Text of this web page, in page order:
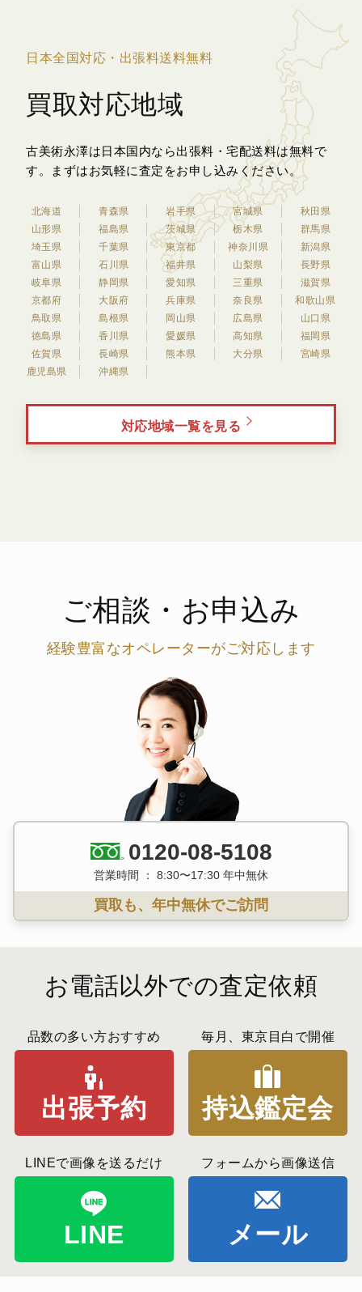
日本全国対応・出張料送料無料
買取対応地域
古美術永澤は日本国内なら出張料・宅配送料は無料で
す。
まずはお気軽に査定をお申し込みください。
北海道 青森県 岩手県 宮城県
秋田県
山形県
福島県 茨城県 栃木県
群馬県
埼玉県
千葉県 東京都 神奈川県
新潟県
富山県
石川県 福井県 山梨県
長野県
岐阜県
静岡県 愛知県 三重県
滋賀県
京都府
大阪府 兵庫県 奈良県
和歌山県
鳥取県
島根県 岡山県 広島県
山口県
徳島県
香川県 愛媛県 高知県
福岡県
佐賀県
長崎県 熊本県 大分県
宮崎県
鹿児島県
沖縄県
対応地域一覧を見る
ご相談・お申込み
経験豊富なオペレーターがご対応します
0120-08-5108
営業時間 ： 8:30〜17:30 年中無休
買取も、年中無休でご訪問
お電話以外での査定依頼
品数の多い方おすすめ
出張予約
毎月、東京目白で開催
持込鑑定会
LINEで画像を送るだけ
LINE
フォームから画像送信
メール